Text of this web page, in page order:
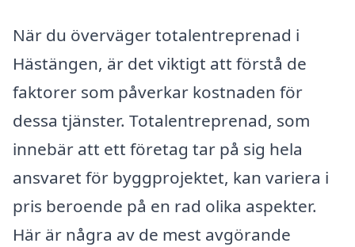
När du överväger totalentreprenad i
Hästängen, är det viktigt att förstå de
faktorer som påverkar kostnaden för
dessa tjänster. Totalentreprenad, som
innebär att ett företag tar på sig hela
ansvaret för byggprojektet, kan variera i
pris beroende på en rad olika aspekter.
Här är några av de mest avgörande